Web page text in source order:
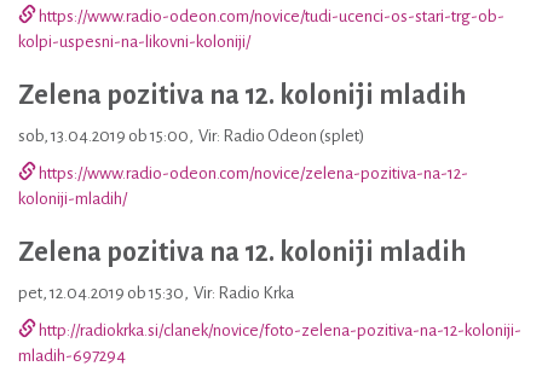
https://www.radio-odeon.com/novice/tudi-ucenci-os-stari-trg-ob-
kolpi-uspesni-na-likovni-koloniji/
Zelena pozitiva na 12. koloniji mladih
sob, 13.04.2019 ob 15:00, Vir: Radio Odeon (splet)
https://www.radio-odeon.com/novice/zelena-pozitiva-na-12-
koloniji-mladih/
Zelena pozitiva na 12. koloniji mladih
pet, 12.04.2019 ob 15:30, Vir: Radio Krka
http://radiokrka.si/clanek/novice/foto-zelena-pozitiva-na-12-koloniji-
mladih-697294